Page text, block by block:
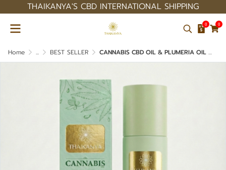
THAIKANYA'S CBD INTERNATIONAL SHIPPING
0 0
Home ... BEST SELLER CANNABIS CBD OIL & PLUMERIA OIL FOR SKINCARE PREMIUM QUALITY